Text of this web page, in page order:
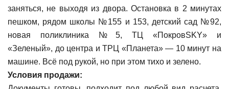
заняться, не выходя из двора. Остановка в 2 минутах
пешком, рядом школы №155 и 153, детский сад №92,
новая поликлиника №5, ТЦ «ПокровSKY» и
«Зеленый», до центра и ТРЦ «Планета» — 10 минут на
машине. Всё под рукой, но при этом тихо и зелено.
Условия продажи: